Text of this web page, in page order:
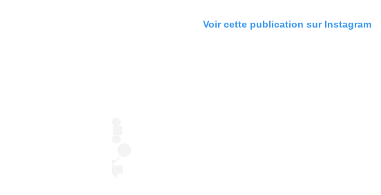
Voir cette publication sur Instagram